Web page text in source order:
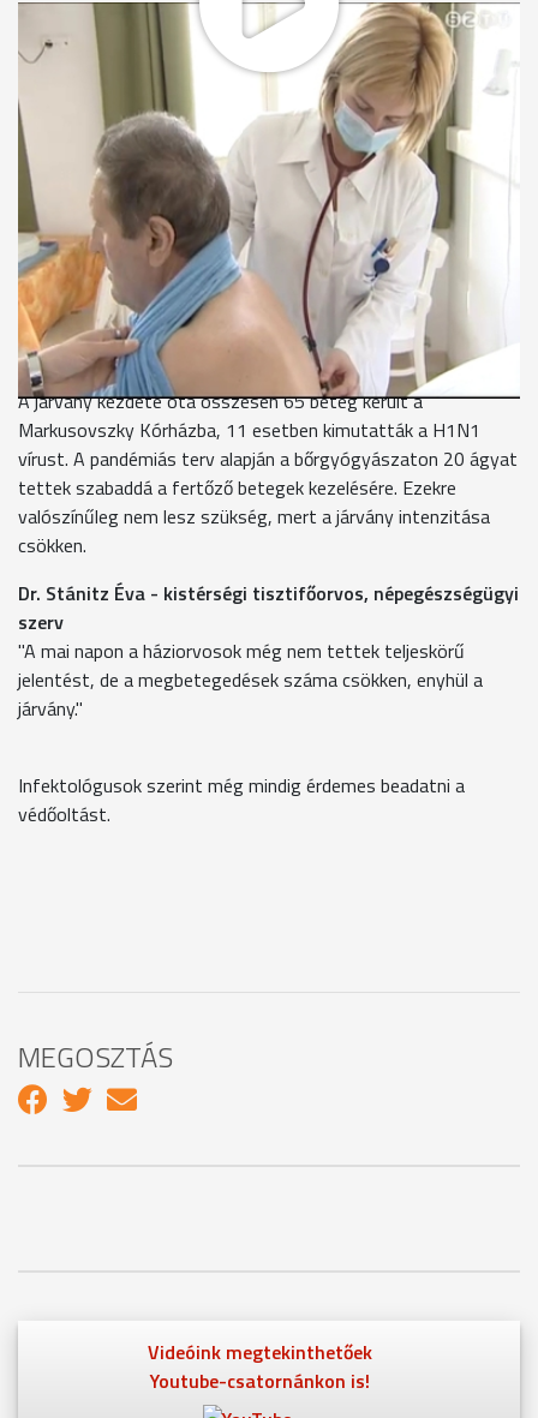
Január 27-e óta, vagyis közel egy hónapja van érvényben
látogatási tilalom a Markusovszky Kórházban. Az összes
osztályon korlátozzák a hozzátartozók belépését. A
gyerekosztályra szükség esetén beengedik a szülőt, ha
tünetmentes. A kórház vezetése naponta felülvizsgálja a
tilalmat, egyelőre indokoltnak látják a fenntartását. Az elmúlt
héten 8-10 lázas beteg jelentkezett az ambulancián
influenzaszerű tünetekkel. A fekvőbetegek száma stagnál.
Dr. Kőfalvi István - orvosigazgató, Markusovszky Kórház
"Jelenleg 15 fekvőbetegek ápolunk, két esetben kimutattuk a
H1N1 vírust, a B-vírust pedig egy betegnél."
A járvány kezdete óta összesen 65 beteg került a
Markusovszky Kórházba, 11 esetben kimutatták a H1N1
vírust. A pandémiás terv alapján a bőrgyógyászaton 20 ágyat
tettek szabaddá a fertőző betegek kezelésére. Ezekre
valószínűleg nem lesz szükség, mert a járvány intenzitása
csökken.
Dr. Stánitz Éva - kistérségi tisztifőorvos, népegészségügyi
szerv
"A mai napon a háziorvosok még nem tettek teljeskörű
jelentést, de a megbetegedések száma csökken, enyhül a
járvány."
Infektológusok szerint még mindig érdemes beadatni a
védőoltást.
MEGOSZTÁS
Videóink megtekinthetőek
Youtube-csatornánkon is!